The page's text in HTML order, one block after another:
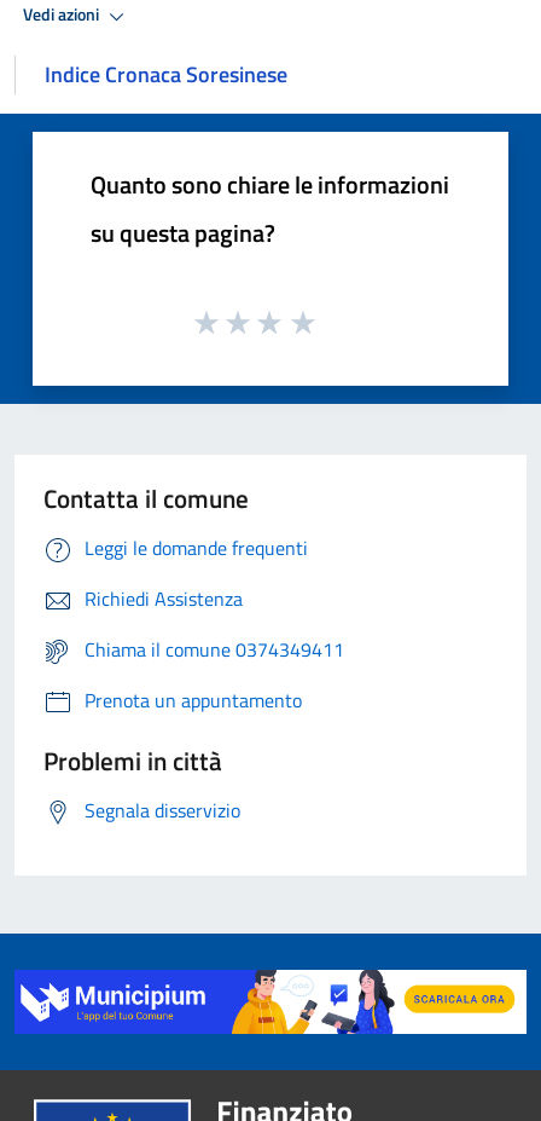
Vedi azioni
Indice Cronaca Soresinese
Quanto sono chiare le informazioni
su questa pagina?
Contatta il comune
Leggi le domande frequenti
Richiedi Assistenza
Chiama il comune 0374349411
Prenota un appuntamento
Problemi in città
Segnala disservizio